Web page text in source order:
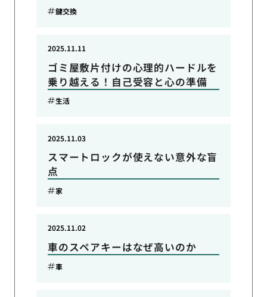
鍵交換
ゴミ屋敷片付けの心理的ハードルを
乗り越える！自己受容と心の準備
2025.11.11
生活
スマートロックが使えない意外な盲
点
2025.11.03
家
車のスペアキーはなぜ高いのか
2025.11.02
車